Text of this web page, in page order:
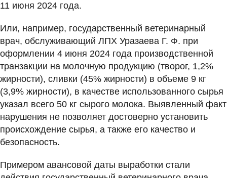
11 июня 2024 года.
Или, например, государственный ветеринарный
врач, обслуживающий ЛПХ Уразаева Г. Ф. при
оформлении 4 июня 2024 года производственной
транзакции на молочную продукцию (творог, 1,2%
жирности), сливки (45% жирности) в объеме 9 кг
(3,9% жирности), в качестве использованного сырья
указал всего 50 кг сырого молока. Выявленный факт
нарушения не позволяет достоверно установить
происхождение сырья, а также его качество и
безопасность.
Примером авансовой даты выработки стали